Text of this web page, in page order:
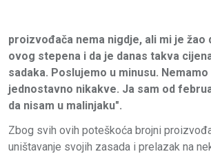
proizvođača nema nigdje, ali mi je žao
ovog stepena i da je danas takva
sadaka. Poslujemo u minusu.
jednostavno nikakve. Ja sam od
da nisam u malinjaku".
Zbog svih ovih poteškoća brojni
uništavanje svojih zasada i prelazak na